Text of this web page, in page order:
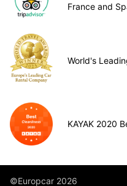
France and
World's
KAYAK 2020
©Europcar 2026